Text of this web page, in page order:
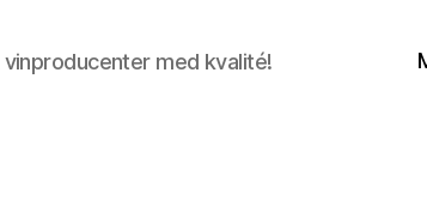
med kvalité!